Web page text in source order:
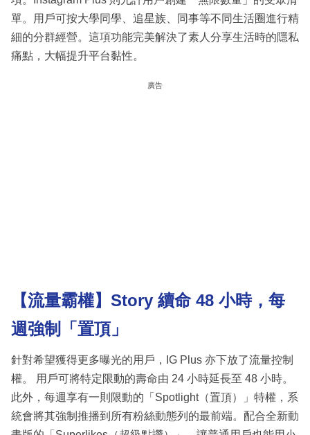
單。用戶可按大學同學、追星族、同事等不同生活圈進行精
細的分群經營。這項功能完美解決了素人分享生活時的隱私
痛點，大幅提升平台黏性。
廣告
【流量霸權】Story 續命 48 小時，每
週強制「置頂」
針對希望獲得更多曝光的用戶，IG Plus 亦下放了流量控制
權。 用戶可將特定限動的壽命由 24 小時延長至 48 小時。
此外，每週享有一則限動的「Spotlight（置頂）」特權，系
統會將其強制推播到所有粉絲動態列的最前端。配合全新動